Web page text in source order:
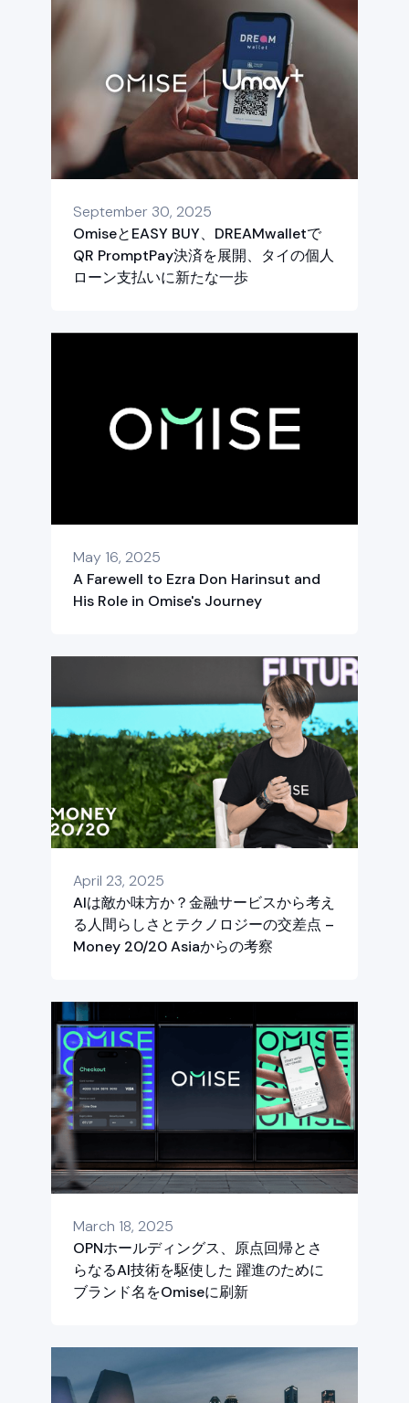
September 30, 2025
OmiseとEASY BUY、DREAMwalletで
QR PromptPay決済を展開、タイの個人
ローン支払いに新たな一歩
May 16, 2025
A Farewell to Ezra Don Harinsut and
His Role in Omise's Journey
April 23, 2025
AIは敵か味方か？金融サービスから考え
る人間らしさとテクノロジーの交差点 –
Money 20/20 Asiaからの考察
March 18, 2025
OPNホールディングス、原点回帰とさ
らなるAI技術を駆使した 躍進のために
ブランド名をOmiseに刷新